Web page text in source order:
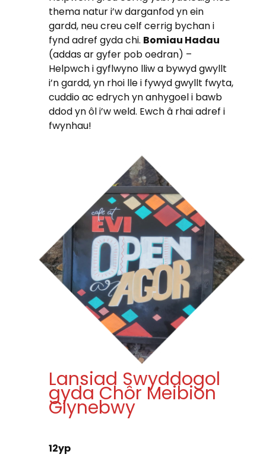
thema natur i’w darganfod yn ein
gardd, neu creu celf cerrig bychan i
fynd adref gyda chi. Bomiau Hadau
(addas ar gyfer pob oedran) –
Helpwch i gyflwyno lliw a bywyd gwyllt
i’n gardd, yn rhoi lle i fywyd gwyllt fwyta,
cuddio ac edrych yn anhygoel i bawb
ddod yn ôl i’w weld. Ewch â rhai adref i
fwynhau!
Lansiad Swyddogol
gyda Chôr Meibion
Glynebwy
12yp